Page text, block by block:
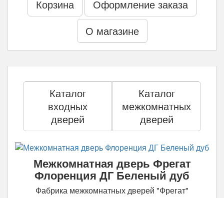
Корзина
Оформление заказа
О магазине
Каталог
входных
дверей
Каталог
межкомнатных
дверей
Межкомнатная дверь Фрегат
Флоренция ДГ Беленый дуб
Фабрика межкомнатных дверей "Фрегат"